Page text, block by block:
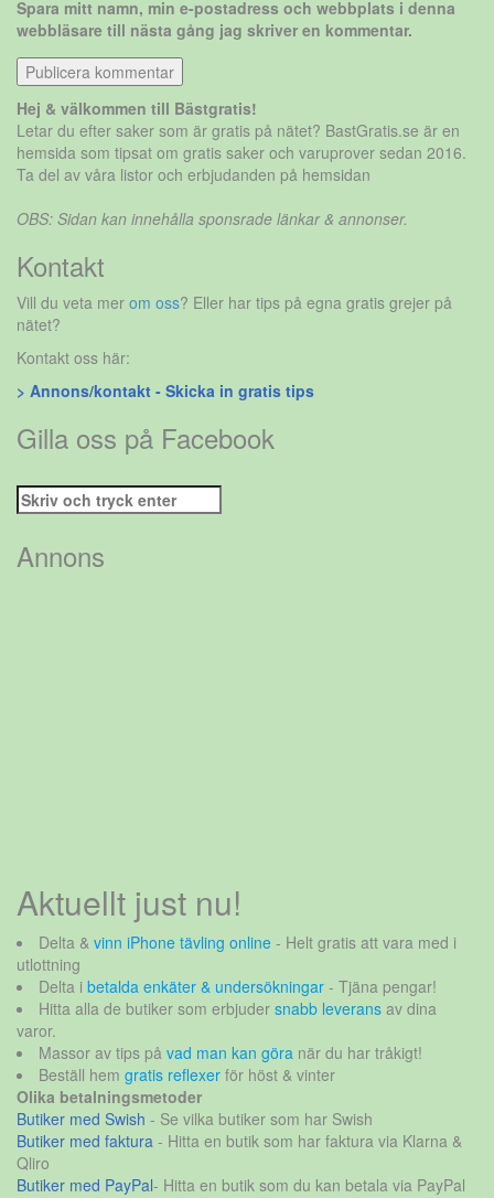
Spara mitt namn, min e-postadress och webbplats i denna
webbläsare till nästa gång jag skriver en kommentar.
Hej & välkommen till Bästgratis!
Letar du efter saker som är gratis på nätet? BastGratis.se är en
hemsida som tipsat om gratis saker och varuprover sedan 2016.
Ta del av våra listor och erbjudanden på hemsidan
OBS: Sidan kan innehålla sponsrade länkar & annonser.
Kontakt
Vill du veta mer om oss? Eller har tips på egna gratis grejer på
nätet?
Kontakt oss här:
> Annons/kontakt - Skicka in gratis tips
Gilla oss på Facebook
Sök
efter:
Annons
Aktuellt just nu!
Delta & vinn iPhone tävling online - Helt gratis att vara med i
utlottning
Delta i betalda enkäter & undersökningar - Tjäna pengar!
Hitta alla de butiker som erbjuder snabb leverans av dina
varor.
Massor av tips på vad man kan göra när du har tråkigt!
Beställ hem gratis reflexer för höst & vinter
Olika betalningsmetoder
Butiker med Swish - Se vilka butiker som har Swish
Butiker med faktura - Hitta en butik som har faktura via Klarna &
Qliro
Butiker med PayPal- Hitta en butik som du kan betala via PayPal